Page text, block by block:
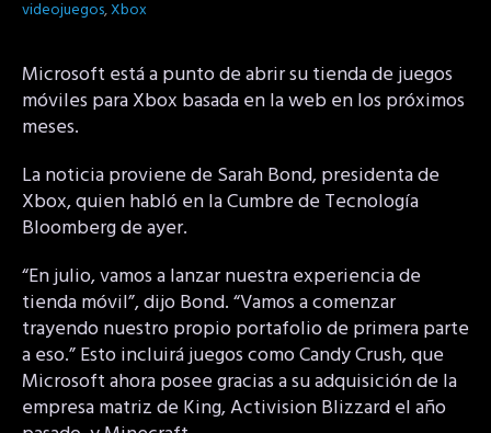
videojuegos,Xbox
Microsoft está a punto de abrir su tienda de juegos
móviles para Xbox basada en la web en los próximos
meses.
La noticia proviene de Sarah Bond, presidenta de
Xbox, quien habló en la Cumbre de Tecnología
Bloomberg de ayer.
“En julio, vamos a lanzar nuestra experiencia de
tienda móvil”, dijo Bond. “Vamos a comenzar
trayendo nuestro propio portafolio de primera parte
a eso.” Esto incluirá juegos como Candy Crush, que
Microsoft ahora posee gracias a su adquisición de la
empresa matriz de King, Activision Blizzard el año